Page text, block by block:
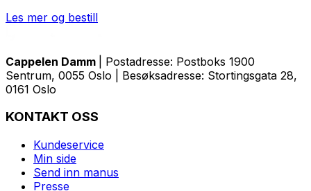
Les mer og bestill
Cappelen Damm
| Postadresse: Postboks 1900
Sentrum, 0055 Oslo | Besøksadresse: Stortingsgata 28,
0161 Oslo
KONTAKT OSS
Kundeservice
Min side
Send inn manus
Presse